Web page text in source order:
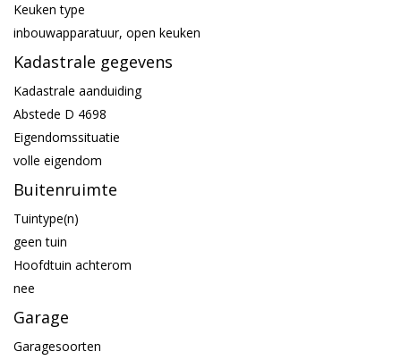
Keuken type
inbouwapparatuur, open keuken
Kadastrale gegevens
Kadastrale aanduiding
Abstede D 4698
Eigendomssituatie
volle eigendom
Buitenruimte
Tuintype(n)
geen tuin
Hoofdtuin achterom
nee
Garage
Garagesoorten